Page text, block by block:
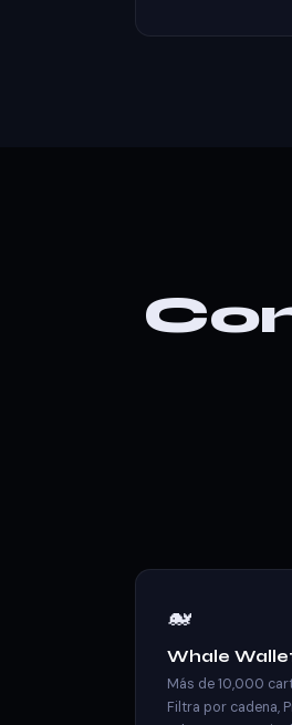
🐋
Whale
Más de 10,000
Filtra por cadena,